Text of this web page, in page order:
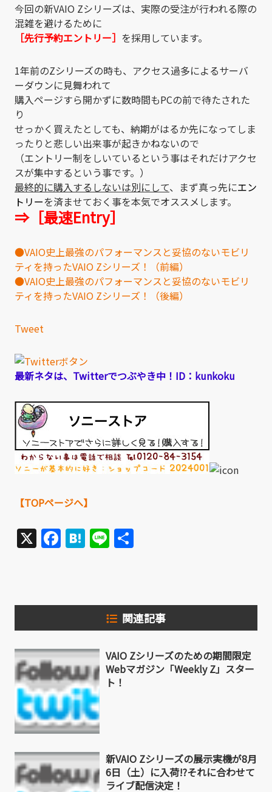
今回の新VAIO Zシリーズは、実際の受注が行われる際の
混雑を避けるために
［先行予約エントリー］ を採用しています。
1年前のZシリーズの時も、アクセス過多によるサーバ
ーダウンに見舞われて
購入ページすら開かずに数時間もPCの前で待たされた
り
せっかく買えたとしても、納期がはるか先になってしま
ったりと悲しい出来事が起きかねないので
（エントリー制をしいているという事はそれだけアクセ
スが集中するという事です。）
最終的に購入するしないは別にして、まず真っ先にエン
トリーを済ませておく事を本気でオススメします。
⇒［最速Entry］
●VAIO史上最強のパフォーマンスと妥協のないモビリ
ティを持ったVAIO Zシリーズ！（前編）
●VAIO史上最強のパフォーマンスと妥協のないモビリ
ティを持ったVAIO Zシリーズ！（後編）
Tweet
最新ネタは、Twitterでつぶやき中！ID：kunkoku
【TOPページへ】
X Facebook
Hatena
Line
関連記事
VAIO Zシリーズのための期間限定
Webマガジン「Weekly Z」スター
ト！
新VAIO Zシリーズの展示実機が8月
6日（土）に入荷!?それに合わせて
ライブ配信決定！